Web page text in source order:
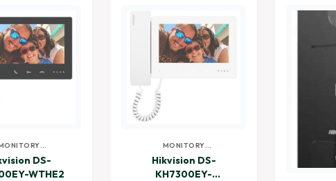
DS-
WTHE2
MONITORY
WIDEODOMOFONÓW
Hikvision DS-
KH7300EY-